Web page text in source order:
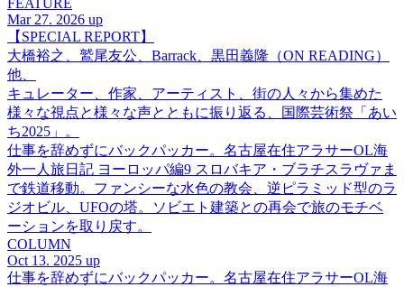
FEATURE
Mar 27. 2026 up
【SPECIAL REPORT】
大橋裕之、鷲尾友公、Barrack、黒田義隆（ON READING）
他、
キュレーター、作家、アーティスト、街の人々から集めた
様々な視点と様々な声とともに振り返る、国際芸術祭「あい
ち2025」。
仕事を辞めずにバックパッカー。名古屋在住アラサーOL海
外一人旅日記 ヨーロッパ編9 スロバキア・ブラチスラヴァま
で鉄道移動。ファンシーな水色の教会、逆ピラミッド型のラ
ジオビル、UFOの塔。ソビエト建築との再会で旅のモチベ
ーションを取り戻す。
COLUMN
Oct 13. 2025 up
仕事を辞めずにバックパッカー。名古屋在住アラサーOL海